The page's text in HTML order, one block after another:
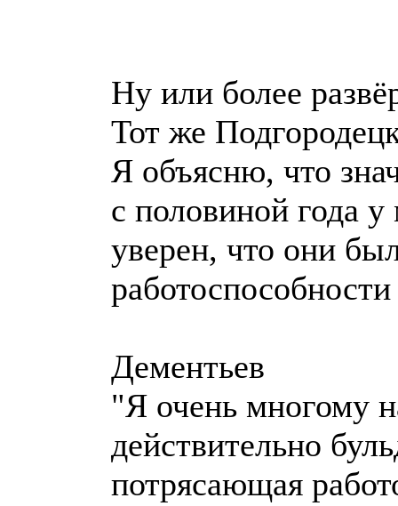
Ну или более
Тот же
Я объясню, что
с половиной года
уверен, что они
Дементьев
"Я очень многому
действительно
потрясающая